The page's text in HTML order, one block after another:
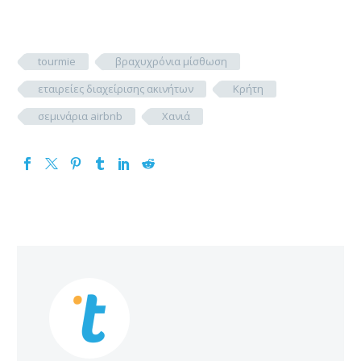
tourmie
βραχυχρόνια μίσθωση
εταιρείες διαχείρισης ακινήτων
Κρήτη
σεμινάρια airbnb
Χανιά